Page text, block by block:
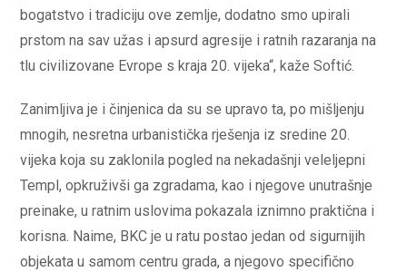
bogatstvo i tradiciju ove zemlje, dodatno smo upirali
prstom na sav užas i apsurd agresije i ratnih razaranja na
tlu civilizovane Evrope s kraja 20. vijeka“, kaže Softić.
Zanimljiva je i činjenica da su se upravo ta, po mišljenju
mnogih, nesretna urbanistička rješenja iz sredine 20.
vijeka koja su zaklonila pogled na nekadašnji veleljepni
Templ, opkruživši ga zgradama, kao i njegove unutrašnje
preinake, u ratnim uslovima pokazala iznimno praktična i
korisna. Naime, BKC je u ratu postao jedan od sigurnijih
objekata u samom centru grada, a njegovo specifično